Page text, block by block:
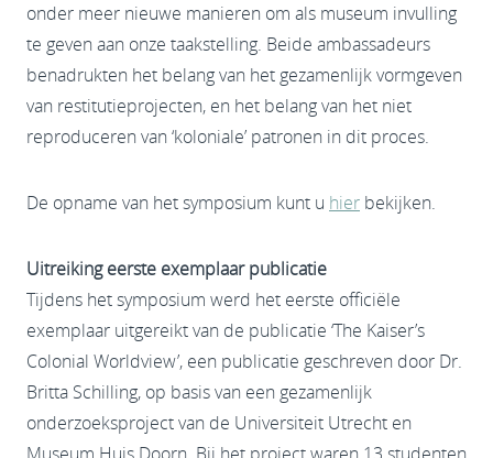
onder meer nieuwe manieren om als museum invulling
te geven aan onze taakstelling. Beide ambassadeurs
benadrukten het belang van het gezamenlijk vormgeven
van restitutieprojecten, en het belang van het niet
reproduceren van ‘koloniale’ patronen in dit proces.
De opname van het symposium kunt u hier bekijken.
Uitreiking eerste exemplaar publicatie
Tijdens het symposium werd het eerste officiële
exemplaar uitgereikt van de publicatie ‘The Kaiser’s
Colonial Worldview’, een publicatie geschreven door Dr.
Britta Schilling, op basis van een gezamenlijk
onderzoeksproject van de Universiteit Utrecht en